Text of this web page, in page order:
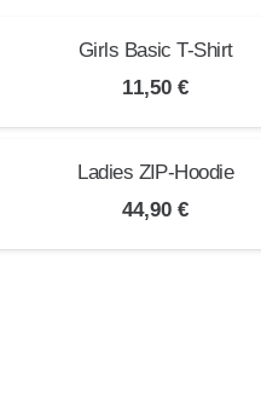
Girls Basic T-Shirt
11,50€
Ladies ZIP-Hoodie
44,90€